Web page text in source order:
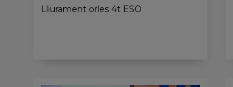
Lliurament orles 4t ESO